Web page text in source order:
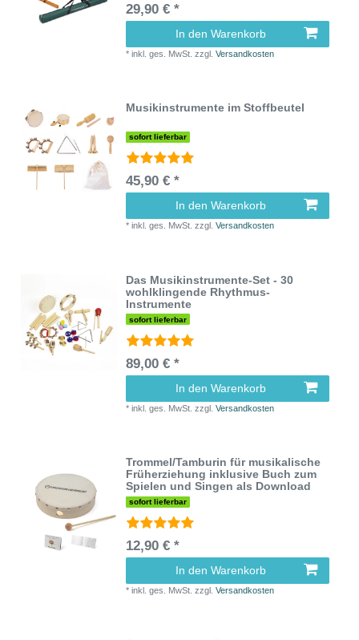
29,90 € *
In den Warenkorb
*inkl. ges. MwSt. zzgl.Versandkosten
Musikinstrumente im Stoffbeutel
sofort lieferbar
45,90 € *
In den Warenkorb
*inkl. ges. MwSt. zzgl.Versandkosten
Das Musikinstrumente-Set - 30
wohlklingende Rhythmus-
Instrumente
sofort lieferbar
89,00 € *
In den Warenkorb
*inkl. ges. MwSt. zzgl.Versandkosten
Trommel/Tamburin für musikalische
Früherziehung inklusive Buch zum
Spielen und Singen als Download
sofort lieferbar
12,90 € *
In den Warenkorb
*inkl. ges. MwSt. zzgl.Versandkosten